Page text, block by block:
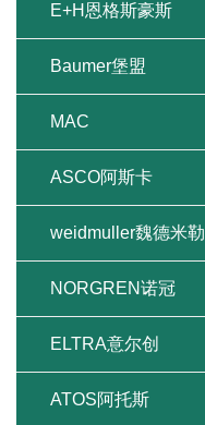
E+H恩格斯豪斯
Baumer堡盟
MAC
ASCO阿斯卡
weidmuller魏德米勒
NORGREN诺冠
ELTRA意尔创
ATOS阿托斯